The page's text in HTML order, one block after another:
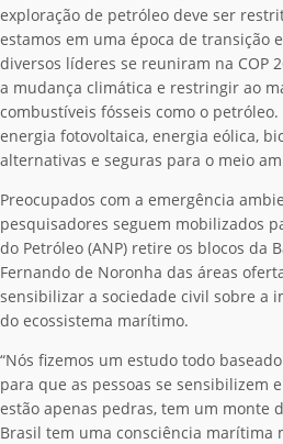
exploração de petróleo deve ser
estamos em uma época de transição
diversos líderes se reuniram na COP
a mudança climática e restringir ao
combustíveis fósseis como o
energia fotovoltaica, energia eólica,
alternativas e seguras para o meio
Preocupados com a emergência
pesquisadores seguem mobilizados
do Petróleo (ANP) retire os blocos da
Fernando de Noronha das áreas
sensibilizar a sociedade civil sobre a
do ecossistema marítimo.
“Nós fizemos um estudo todo
para que as pessoas se sensibilizem
estão apenas pedras, tem um monte
Brasil tem uma consciência marítima